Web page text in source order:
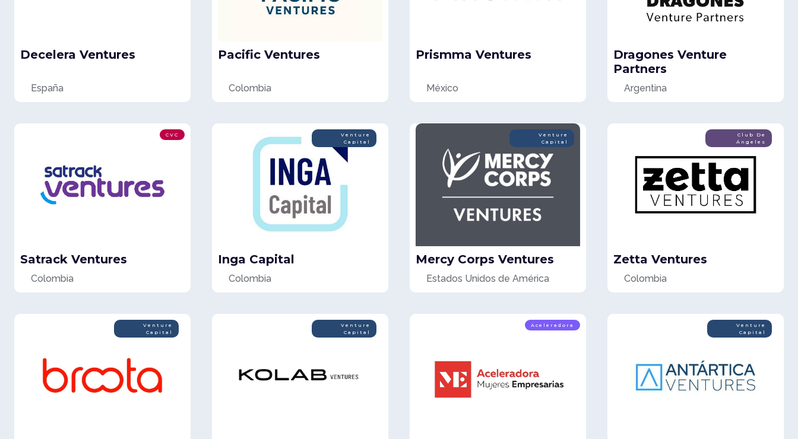
Decelera Ventures
España
Pacific Ventures
Colombia
Prismma Ventures
México
Dragones Venture
Partners
Argentina
CVC
Satrack Ventures
Colombia
Venture
Capital
Inga Capital
Colombia
Venture
Capital
Mercy Corps Ventures
Estados Unidos de América
Club De
Ángeles
Zetta Ventures
Colombia
Venture
Capital
Venture
Capital
Aceleradora
Venture
Capital